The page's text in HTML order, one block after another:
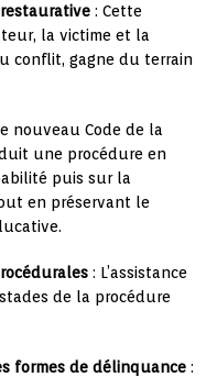
: Cette
la victime et la
conflit, gagne du terrain
nouveau Code de la
une procédure en
puis sur la
en préservant le
: L’assistance
de la procédure
formes de délinquance :